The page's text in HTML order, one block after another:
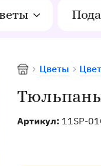
Артикул: 11SP-
Доставка цветов
Цветы